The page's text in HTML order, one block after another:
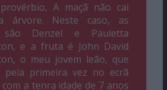
A maçã não cai
árvore. Neste caso, as
são Denzel e Pauletta
e a fruta é John David
o meu jovem leão, que
pela primeira vez no ecrã
a tenra idade de 7 anos